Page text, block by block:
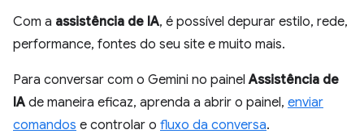
Com a assistência de IA, é possível depurar estilo, rede,
performance, fontes do seu site e muito mais.
Para conversar com o Gemini no painelAssistência de
IA de maneira eficaz, aprenda a abrir o painel, enviar
comandos e controlar o fluxo da conversa.